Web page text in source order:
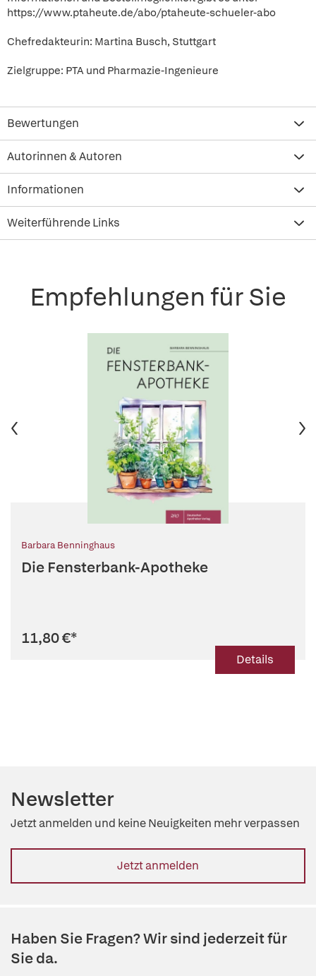
https://www.ptaheute.de/abo/ptaheute-schueler-abo
Chefredakteurin: Martina Busch, Stuttgart
Zielgruppe: PTA und Pharmazie-Ingenieure
Bewertungen
Autorinnen & Autoren
Informationen
Weiterführende Links
Empfehlungen für Sie
Barbara Benninghaus
Die Fensterbank-Apotheke
11,80 €*
Details
Newsletter
Jetzt anmelden und keine Neuigkeiten mehr verpassen
Jetzt anmelden
Haben Sie Fragen? Wir sind jederzeit für
Sie da.